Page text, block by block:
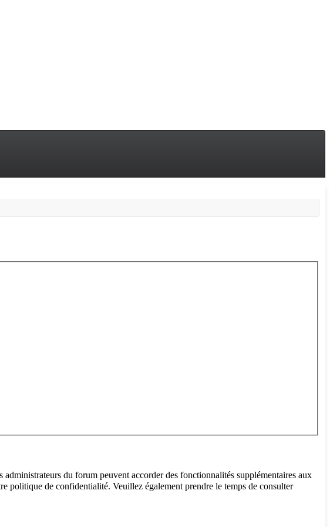
du forum peuvent accorder des fonctionnalités supplémentaires aux
politique de confidentialité. Veuillez également prendre le temps de consulter